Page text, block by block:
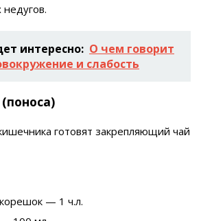
интересно: О чем говорит
и слабость
готовят закрепляющий чай
— 1 ч.л.